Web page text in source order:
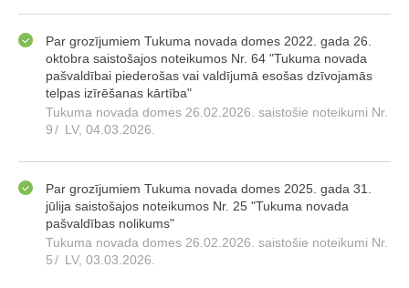
Par grozījumiem Tukuma novada domes 2022. gada 26.
oktobra saistošajos noteikumos Nr. 64 "Tukuma novada
pašvaldībai piederošas vai valdījumā esošas dzīvojamās
telpas izīrēšanas kārtība"
Tukuma novada domes 26.02.2026. saistošie noteikumi Nr.
9/ LV, 04.03.2026.
Par grozījumiem Tukuma novada domes 2025. gada 31.
jūlija saistošajos noteikumos Nr. 25 "Tukuma novada
pašvaldības nolikums"
Tukuma novada domes 26.02.2026. saistošie noteikumi Nr.
5/ LV, 03.03.2026.